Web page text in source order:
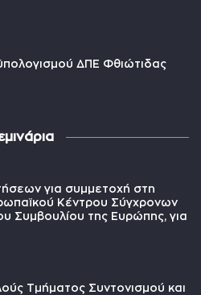
ΔΠΕ Φθιώτιδας
για συμμετοχή στη
Κέντρου Σύγχρονων
Συμβουλίου της Ευρώπης, για
Τμήματος Συντονισμού και